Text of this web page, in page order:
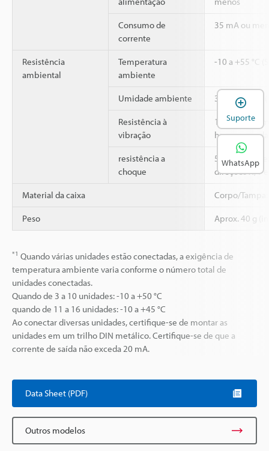
Consumo de
corrente
35 mA ou
Resistência
ambiental
Temperatura
ambiente
-10 a +55 °C
Umidade ambiente 35 a 85 % RH
Resistência à
vibração
10 a 55 Hz,
horas em
resistência a
choque
500 m/s
direções X, Y
Material da caixa Corpo/
Peso Aprox. 40 g
*1 Quando várias unidades estão conectadas, a exigência de
temperatura ambiente varia conforme o número total de
unidades conectadas.
Quando de 3 a 10 unidades: -10 a +50 °C
quando de 11 a 16 unidades: -10 a +45 °C
Ao conectar diversas unidades, certifique-se de montar as
unidades em um trilho DIN metálico. Certifique-se de que a
corrente de saída não exceda 20 mA.
Data Sheet (PDF)
Outros modelos
Suporte
WhatsApp